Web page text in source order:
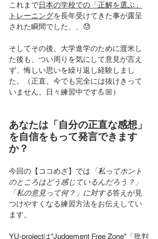
これまで日本の学校での「正解を選ぶ」
トレーニングを長年受けてきた事が露呈
された瞬間でした、、😓
そしてその後、大学進学のために渡米し
た後も、つい周りを気にして意見が言え
ず、悔しい思いを繰り返し経験しまし
た。（正直、今でも完全には抜けきって
いません。日々練習中です💪🏼）
あなたは「自分の正直な感想」
を自信をもって発言できます
か？
今回の【ココめざ】では 「私ってホント
のところはどう感じているんだろう？」
「私の意見って何？」に対する答えが見
つけやすくなる練習方法をお伝えしてい
ます。
YU-projectは"Judgement Free Zone"「批判